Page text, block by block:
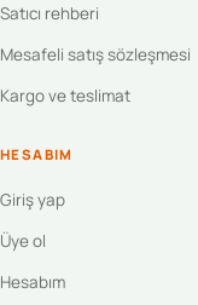
Satıcı rehberi
Mesafeli satış sözleşmesi
Kargo ve teslimat
HESABIM
Giriş yap
Üye ol
Hesabım